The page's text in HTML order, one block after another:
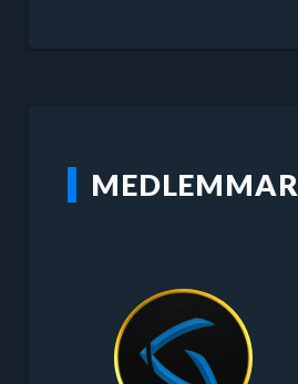
MEDLEMMAR